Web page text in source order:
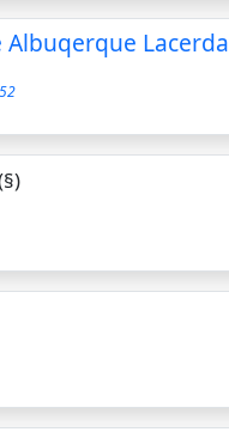
Albuqerque Lacerda